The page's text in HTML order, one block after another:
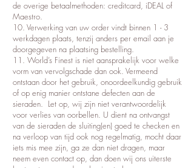
de overige betaalmethoden: creditcard, iDEAL of
Maestro.
10. Verwerking van uw order vindt binnen 1 - 3
werkdagen plaats, tenzij anders per email aan je
doorgegeven na plaatsing bestelling.
11. World’s Finest is niet aansprakelijk voor welke
vorm van vervolgschade dan ook. Vermeend
ontstaan door het gebruik, onoordeelkundig gebruik
of op enig manier ontstane defecten aan de
sieraden. Let op, wij zijn niet verantwoordelijk
voor verlies van oorbellen. U dient na ontvangst
van de sieraden de sluiting(en) goed te checken en
na verloop van tijd ook nog regelmatig, mocht daar
iets mis mee zijn, ga ze dan niet dragen, maar
neem even contact op, dan doen wij ons uiterste